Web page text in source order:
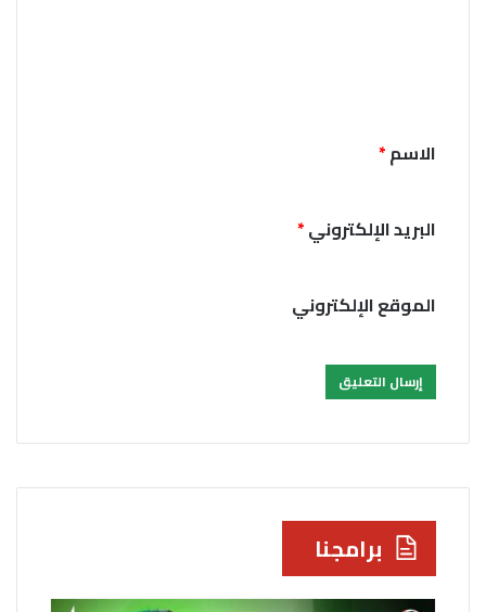
الاسم*
البريد الإلكتروني*
الموقع الإلكتروني
برامجنا